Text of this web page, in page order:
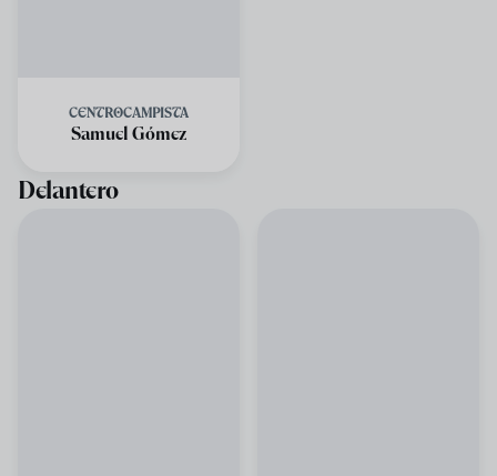
CENTROCAMPISTA
Samuel Gómez
Delantero